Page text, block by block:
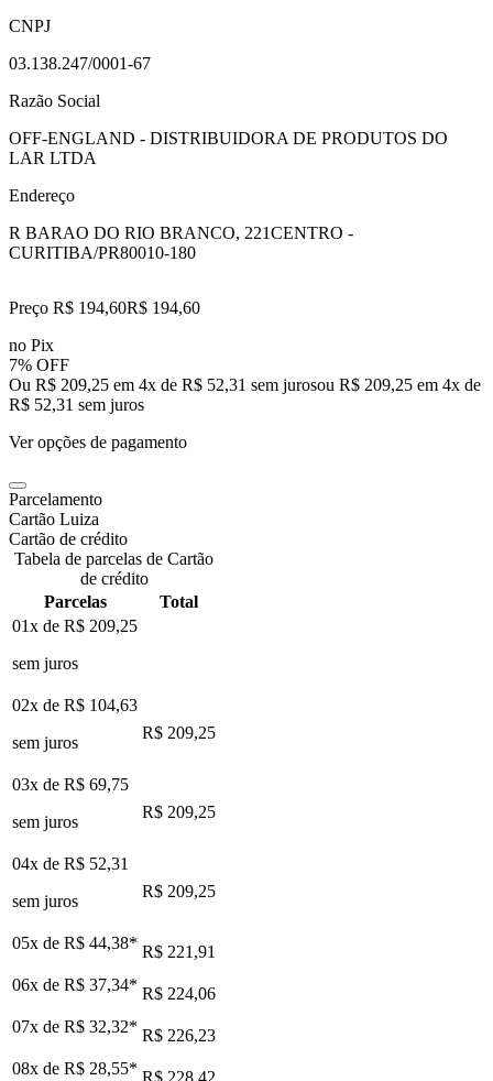
CNPJ
03.138.247/0001-67
Razão Social
OFF-ENGLAND - DISTRIBUIDORA DE PRODUTOS DO
LAR LTDA
Endereço
R BARAO DO RIO BRANCO, 221CENTRO -
CURITIBA/PR80010-180
Preço R$ 194,60R$ 194,60
no Pix
7% OFF
Ou R$ 209,25 em 4x de R$ 52,31 sem jurosou R$ 209,25 em 4x de
R$ 52,31 sem juros
Ver opções de pagamento
Parcelamento
Cartão Luiza
Cartão de crédito
Tabela de parcelas de Cartão
de crédito
Parcelas
Total
01x de R$ 209,25
sem juros
02x de R$ 104,63
sem juros
R$ 209,25
03x de R$ 69,75
sem juros
R$ 209,25
04x de R$ 52,31
sem juros
R$ 209,25
05x de R$ 44,38* R$ 221,91
06x de R$ 37,34* R$ 224,06
07x de R$ 32,32* R$ 226,23
08x de R$ 28,55* R$ 228,42